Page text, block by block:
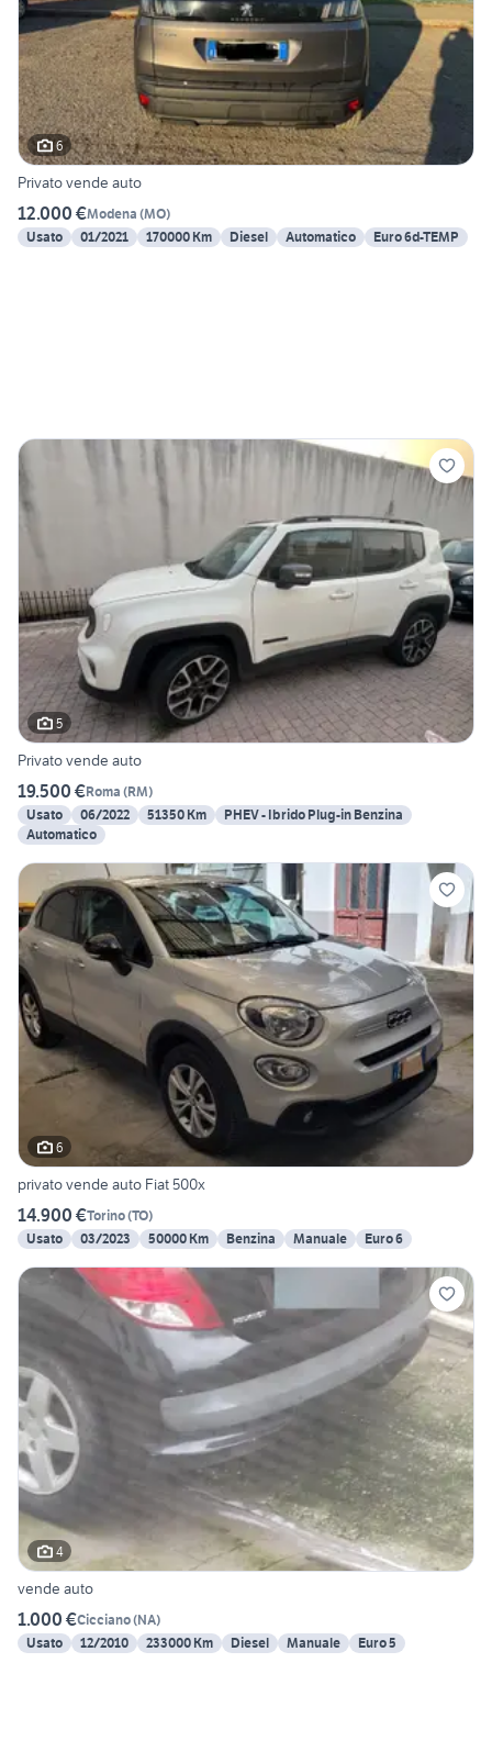
6
Privato vende auto
12.000 €Modena (MO)
Usato
01/2021 170000 Km Diesel Automatico Euro 6d-TEMP
5
Privato vende auto
19.500 €Roma (RM)
Usato
06/2022 51350 Km
PHEV - Ibrido Plug-in Benzina
Automatico
6
privato vende auto Fiat 500x
14.900 €Torino(TO)
Usato
03/2023 50000 Km Benzina Manuale Euro 6
4
vende auto
1.000 €Cicciano(NA)
Usato
12/2010 233000 Km Diesel Manuale Euro 5